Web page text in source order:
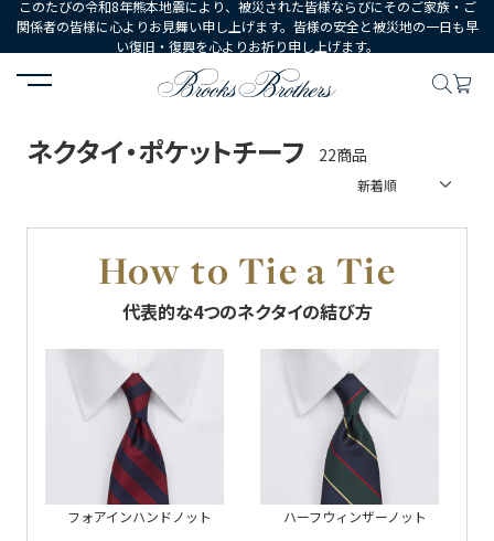
このたびの令和8年熊本地震により、被災された皆様ならびにそのご家族・ご
関係者の皆様に心よりお見舞い申し上げます。皆様の安全と被災地の一日も早
い復旧・復興を心よりお祈り申し上げます。
HOME シューズ・アクセサリー ネクタイ・ポケットチーフ
ネクタイ・ポケットチーフ 22商品
How to Tie a Tie
代表的な4つのネクタイの結び方
フォアインハンドノット ハーフウィンザーノット